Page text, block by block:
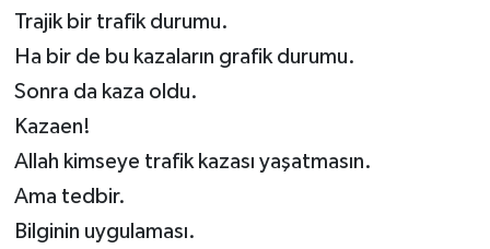
Trajik bir trafik durumu.
Ha bir de bu kazaların grafik durumu.
Sonra da kaza oldu.
Kazaen!
Allah kimseye trafik kazası yaşatmasın.
Ama tedbir.
Bilginin uygulaması.